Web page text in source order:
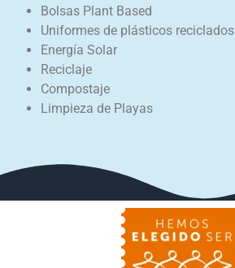
Bolsas Plant Based
Uniformes de plásticos reciclados
Energía Solar
Reciclaje
Compostaje
Limpieza de Playas